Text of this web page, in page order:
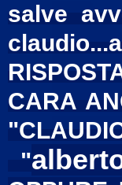
salve
CARA
"